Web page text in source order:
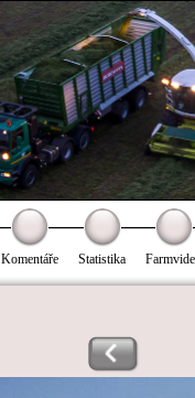
Komentáře Statistika